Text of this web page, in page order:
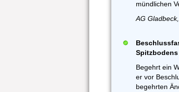
mündlichen
AG
Begehrt ein
er vor
begehrten